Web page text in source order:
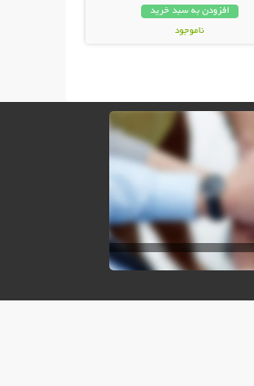
افزودن به سبد خرید
ناموجود